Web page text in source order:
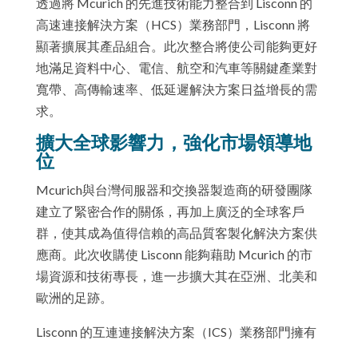
高速連接解決方案（HCS）業務部門，Lisconn 將
顯著擴展其產品組合。此次整合將使公司能夠更好
地滿足資料中心、電信、航空和汽車等關鍵產業對
寬帶、高傳輸速率、低延遲解決方案日益增長的需
求。
擴大全球影響力，強化市場領導地
位
Mcurich與台灣伺服器和交換器製造商的研發團隊
建立了緊密合作的關係，再加上廣泛的全球客戶
群，使其成為值得信賴的高品質客製化解決方案供
應商。此次收購使 Lisconn 能夠藉助 Mcurich 的市
場資源和技術專長，進一步擴大其在亞洲、北美和
歐洲的足跡。
Lisconn 的互連連接解決方案（ICS）業務部門擁有